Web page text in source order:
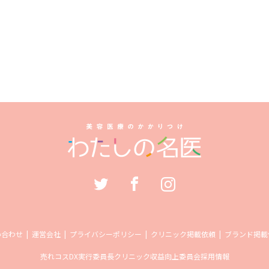
わせ 運営会社 プライバシーポリシー クリニック掲載依頼 ブランド掲
売れコスDX実行委員長クリニック収益向上委員会採用情報